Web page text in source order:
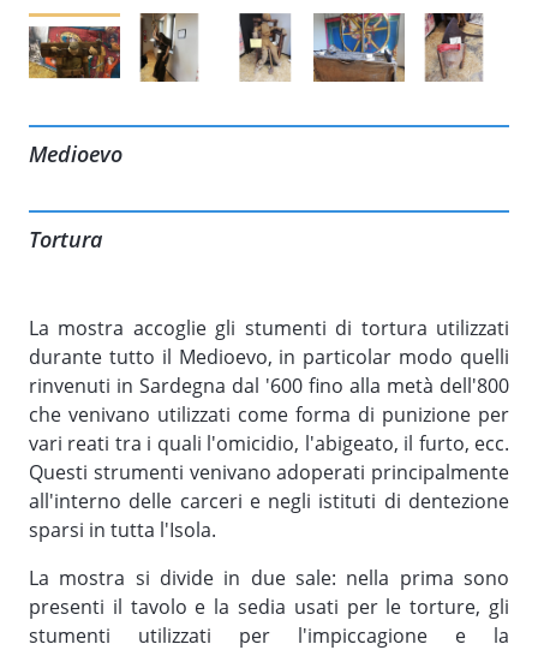
Medioevo
Tortura
La mostra accoglie gli stumenti di tortura utilizzati
durante tutto il Medioevo, in particolar modo quelli
rinvenuti in Sardegna dal '600 fino alla metà dell'800
che venivano utilizzati come forma di punizione per
vari reati tra i quali l'omicidio, l'abigeato, il furto, ecc.
Questi strumenti venivano adoperati principalmente
all'interno delle carceri e negli istituti di dentezione
sparsi in tutta l'Isola.
La mostra si divide in due sale: nella prima sono
presenti il tavolo e la sedia usati per le torture, gli
stumenti utilizzati per l'impiccagione e la